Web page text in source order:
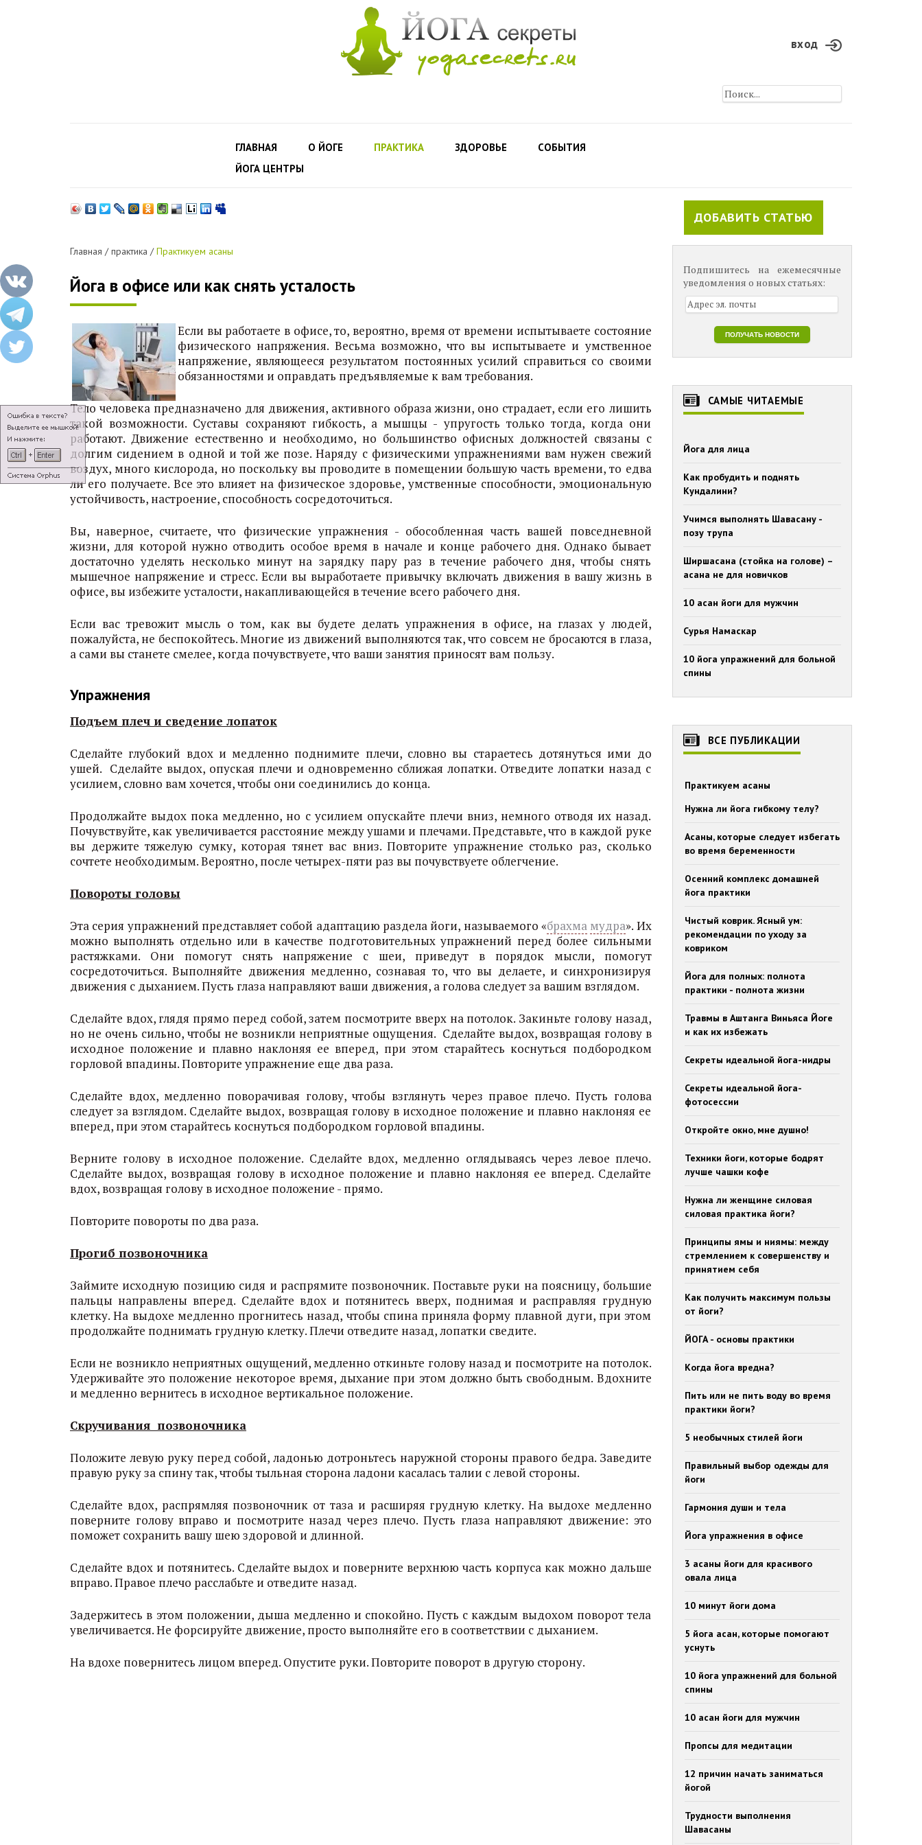
вход
ГЛАВНАЯ О ЙОГЕ ПРАКТИКА ЗДОРОВЬЕ
СОБЫТИЯ
ЙОГА ЦЕНТРЫ
ДОБАВИТЬ СТАТЬЮ
Главная /практика /Практикуем асаны
Йога в офисе или как снять усталость
Если вы работаете в офисе, то, вероятно, время от времени испытываете состояние
физического напряжения. Весьма возможно, что вы испытываете и умственное
напряжение, являющееся результатом постоянных усилий справиться со своими
обязанностями и оправдать предъявляемые к вам требования.
Тело человека предназначено для движения, активного образа жизни, оно страдает, если его лишить
такой возможности. Суставы сохраняют гибкость, а мышцы - упругость только тогда, когда они
работают. Движение естественно и необходимо, но большинство офисных должностей связаны с
долгим сидением в одной и той же позе. Наряду с физическими упражнениями вам нужен свежий
воздух, много кислорода, но поскольку вы проводите в помещении большую часть времени, то едва
ли его получаете. Все это влияет на физическое здоровье, умственные способности, эмоциональную
устойчивость, настроение, способность сосредоточиться.
Вы, наверное, считаете, что физические упражнения - обособленная часть вашей повседневной
жизни, для которой нужно отводить особое время в начале и конце рабочего дня. Однако бывает
достаточно уделять несколько минут на зарядку пару раз в течение рабочего дня, чтобы снять
мышечное напряжение и стресс. Если вы выработаете привычку включать движения в вашу жизнь в
офисе, вы избежите усталости, накапливающейся в течение всего рабочего дня.
Если вас тревожит мысль о том, как вы будете делать упражнения в офисе, на глазах у людей,
пожалуйста, не беспокойтесь. Многие из движений выполняются так, что совсем не бросаются в глаза,
а сами вы станете смелее, когда почувствуете, что ваши занятия приносят вам пользу.
Упражнения
Подъем плеч и сведение лопаток
Сделайте глубокий вдох и медленно поднимите плечи, словно вы стараетесь дотянуться ими до
ушей. Сделайте выдох, опуская плечи и одновременно сближая лопатки. Отведите лопатки назад с
усилием, словно вам хочется, чтобы они соединились до конца.
Продолжайте выдох пока медленно, но с усилием опускайте плечи вниз, немного отводя их назад.
Почувствуйте, как увеличивается расстояние между ушами и плечами. Представьте, что в каждой руке
вы держите тяжелую сумку, которая тянет вас вниз. Повторите упражнение столько раз, сколько
сочтете необходимым. Вероятно, после четырех-пяти раз вы почувствуете облегчение.
Повороты головы
Эта серия упражнений представляет собой адаптацию раздела йоги, называемого «брахма мудра». Их
можно выполнять отдельно или в качестве подготовительных упражнений перед более сильными
растяжками. Они помогут снять напряжение с шеи, приведут в порядок мысли, помогут
сосредоточиться. Выполняйте движения медленно, сознавая то, что вы делаете, и синхронизируя
движения с дыханием. Пусть глаза направляют ваши движения, а голова следует за вашим взглядом.
Сделайте вдох, глядя прямо перед собой, затем посмотрите вверх на потолок. Закиньте голову назад,
но не очень сильно, чтобы не возникли неприятные ощущения. Сделайте выдох, возвращая голову в
исходное положение и плавно наклоняя ее вперед, при этом старайтесь коснуться подбородком
горловой впадины. Повторите упражнение еще два раза.
Сделайте вдох, медленно поворачивая голову, чтобы взглянуть через правое плечо. Пусть голова
следует за взглядом. Сделайте выдох, возвращая голову в исходное положение и плавно наклоняя ее
вперед, при этом старайтесь коснуться подбородком горловой впадины.
Верните голову в исходное положение. Сделайте вдох, медленно оглядываясь через левое плечо.
Сделайте выдох, возвращая голову в исходное положение и плавно наклоняя ее вперед. Сделайте
вдох, возвращая голову в исходное положение - прямо.
Повторите повороты по два раза.
Прогиб позвоночника
Займите исходную позицию сидя и распрямите позвоночник. Поставьте руки на поясницу, большие
пальцы направлены вперед. Сделайте вдох и потянитесь вверх, поднимая и расправляя грудную
клетку. На выдохе медленно прогнитесь назад, чтобы спина приняла форму плавной дуги, при этом
продолжайте поднимать грудную клетку. Плечи отведите назад, лопатки сведите.
Если не возникло неприятных ощущений, медленно откиньте голову назад и посмотрите на потолок.
Удерживайте это положение некоторое время, дыхание при этом должно быть свободным. Вдохните
и медленно вернитесь в исходное вертикальное положение.
Скручивания позвоночника
Положите левую руку перед собой, ладонью дотроньтесь наружной стороны правого бедра. Заведите
правую руку за спину так, чтобы тыльная сторона ладони касалась талии с левой стороны.
Сделайте вдох, распрямляя позвоночник от таза и расширяя грудную клетку. На выдохе медленно
поверните голову вправо и посмотрите назад через плечо. Пусть глаза направляют движение: это
поможет сохранить вашу шею здоровой и длинной.
Сделайте вдох и потянитесь. Сделайте выдох и поверните верхнюю часть корпуса как можно дальше
вправо. Правое плечо расслабьте и отведите назад.
Задержитесь в этом положении, дыша медленно и спокойно. Пусть с каждым выдохом поворот тела
увеличивается. Не форсируйте движение, просто выполняйте его в соответствии с дыханием.
На вдохе повернитесь лицом вперед. Опустите руки. Повторите поворот в другую сторону.
Подпишитесь на ежемесячные
уведомления о новых статьях:
САМЫЕ ЧИТАЕМЫЕ
Йога для лица
Как пробудить и поднять
Кундалини?
Учимся выполнять Шавасану -
позу трупа
Ширшасана (стойка на голове) –
асана не для новичков
10 асан йоги для мужчин
Сурья Намаскар
10 йога упражнений для больной
спины
ВСЕ ПУБЛИКАЦИИ
Практикуем асаны
Нужна ли йога гибкому телу?
Асаны, которые следует избегать
во время беременности
Осенний комплекс домашней
йога практики
Чистый коврик. Ясный ум:
рекомендации по уходу за
ковриком
Йога для полных: полнота
практики - полнота жизни
Травмы в Аштанга Виньяса Йоге
и как их избежать
Секреты идеальной йога-нидры
Секреты идеальной йога-
фотосессии
Откройте окно, мне душно!
Техники йоги, которые бодрят
лучше чашки кофе
Нужна ли женщине силовая
силовая практика йоги?
Принципы ямы и ниямы: между
стремлением к совершенству и
принятием себя
Как получить максимум пользы
от йоги?
ЙОГА - основы практики
Когда йога вредна?
Пить или не пить воду во время
практики йоги?
5 необычных стилей йоги
Правильный выбор одежды для
йоги
Гармония души и тела
Йога упражнения в офисе
3 асаны йоги для красивого
овала лица
10 минут йоги дома
5 йога асан, которые помогают
уснуть
10 йога упражнений для больной
спины
10 асан йоги для мужчин
Пропсы для медитации
12 причин начать заниматься
йогой
Трудности выполнения
Шавасаны